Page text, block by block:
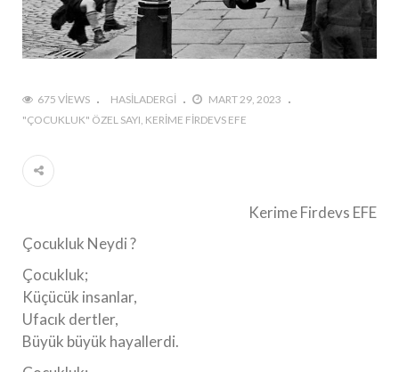
675 VIEWS HASILADERGI
MART 29, 2023
"ÇOCUKLUK" ÖZEL SAYI KERIME FIRDEVS EFE
Kerime Firdevs EFE
Çocukluk Neydi ?
Çocukluk;
Küçücük insanlar,
Ufacık dertler,
Büyük büyük hayallerdi.